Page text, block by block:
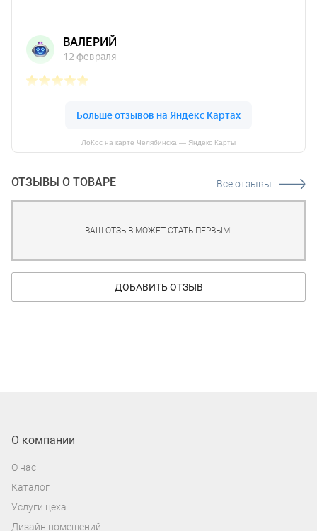
ЛоКос на карте Челябинска — Яндекс Карты
ОТЗЫВЫ О ТОВАРЕ Все отзывы
ВАШ ОТЗЫВ МОЖЕТ СТАТЬ ПЕРВЫМ!
ДОБАВИТЬ ОТЗЫВ
О компании
О нас
Каталог
Услуги цеха
Дизайн помещений